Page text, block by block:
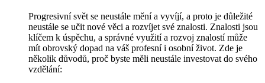
Progresivní svět se neustále mění a vyvíjí, a proto je důležité
neustále se učit nové věci a rozvíjet své znalosti. Znalosti jsou
klíčem k úspěchu, a správné využití a rozvoj znalostí může
mít obrovský dopad na váš profesní i osobní život. Zde je
několik důvodů, proč byste měli neustále investovat do svého
vzdělání: